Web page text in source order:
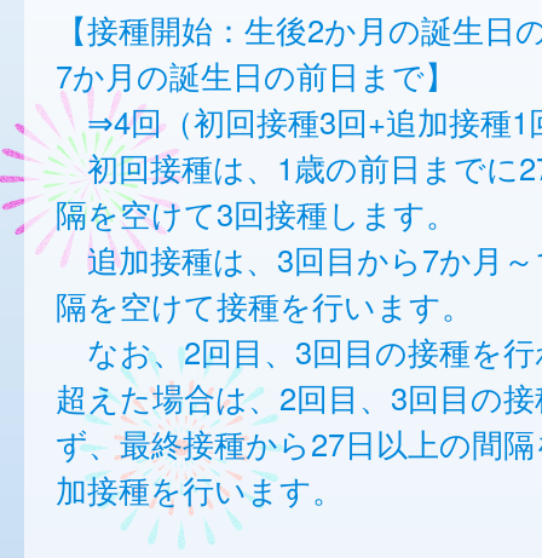
【接種開始：生後2か月の誕生日
7か月の誕生日の前日まで】
⇒4回（初回接種3回+追加接種1
初回接種は、1歳の前日までに
隔を空けて3回接種します。
追加接種は、3回目から7か月～
隔を空けて接種を行います。
なお、2回目、3回目の接種を
超えた場合は、2回目、3回目の
ず、最終接種から27日以上の間
加接種を行います。